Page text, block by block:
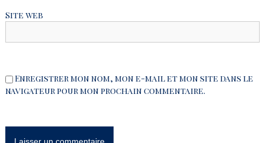
r
t
i
l
Site web
Enregistrer mon nom, mon e-mail et mon site dans le
navigateur pour mon prochain commentaire.